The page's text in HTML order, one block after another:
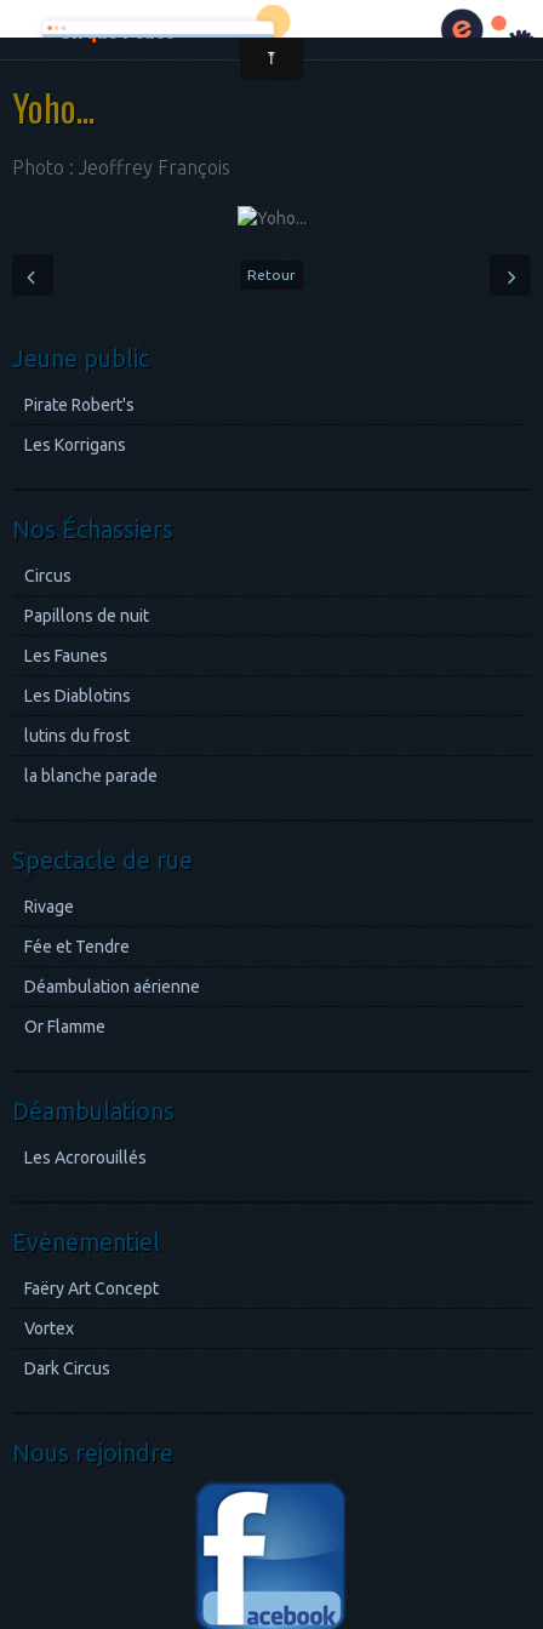
Cirque Pouce
Yoho...
Photo : Jeoffrey François
Retour
Jeune public
Pirate Robert's
Les Korrigans
Nos Échassiers
Circus
Papillons de nuit
Les Faunes
Les Diablotins
lutins du frost
la blanche parade
Spectacle de rue
Rivage
Fée et Tendre
Déambulation aérienne
Or Flamme
Déambulations
Les Acrorouillés
Evènementiel
Faëry Art Concept
Vortex
Dark Circus
Nous rejoindre